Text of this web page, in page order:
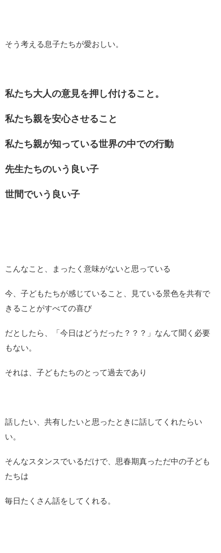
そう考える息子たちが愛おしい。
私たち大人の意見を押し付けること。
私たち親を安心させること
私たち親が知っている世界の中での行動
先生たちのいう良い子
世間でいう良い子
こんなこと、まったく意味がないと思っている
今、子どもたちが感じていること、見ている景色を共有で
きることがすべての喜び
だとしたら、「今日はどうだった？？？」なんて聞く必要
もない。
それは、子どもたちのとって過去であり
話したい、共有したいと思ったときに話してくれたらい
い。
そんなスタンスでいるだけで、思春期真っただ中の子ども
たちは
毎日たくさん話をしてくれる。